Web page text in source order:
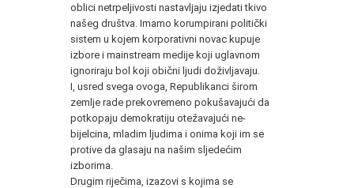
oblici netrpeljivosti nastavljaju izjedati tkivo
našeg društva. Imamo korumpirani politički
sistem u kojem korporativni novac kupuje
izbore i mainstream medije koji uglavnom
ignoriraju bol koji obični ljudi doživljavaju.
I, usred svega ovoga, Republikanci širom
zemlje rade prekovremeno pokušavajući da
potkopaju demokratiju otežavajući ne-
bijelcina, mladim ljudima i onima koji im se
protive da glasaju na našim sljedećim
izborima.
Drugim riječima, izazovi s kojima se